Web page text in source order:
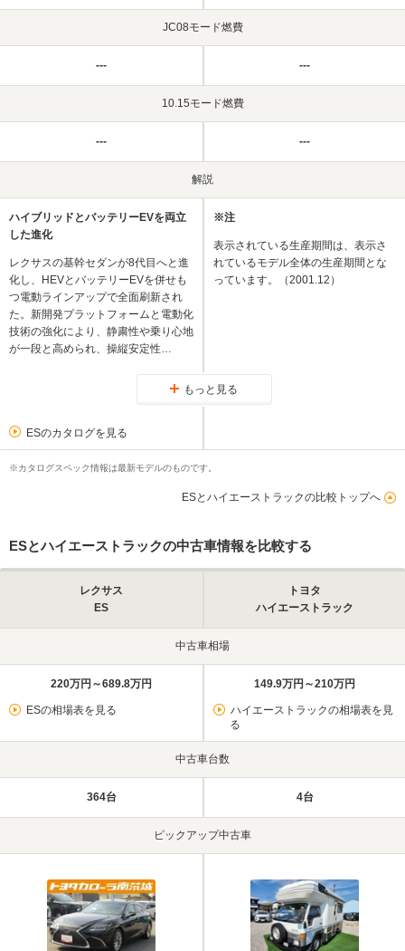
JC08モード燃費
--- ---
10.15モード燃費
--- ---
解説
ハイブリッドとバッテリーEVを両立
した進化
レクサスの基幹セダンが8代目へと進
化し、HEVとバッテリーEVを併せも
つ電動ラインアップで全面刷新され
た。新開発プラットフォームと電動化
技術の強化により、静粛性や乗り心地
が一段と高められ、操縦安定性…
※注
表示されている生産期間は、表示さ
れているモデル全体の生産期間とな
っています。（2001.12）
もっと見る
ESのカタログを見る
※カタログスペック情報は最新モデルのものです。
ESとハイエーストラックの比較トップへ
ESとハイエーストラックの中古車情報を比較する
レクサス
ES
トヨタ
ハイエーストラック
中古車相場
220万円～689.8万円
ESの相場表を見る
149.9万円～210万円
ハイエーストラックの相場表を見
る
中古車台数
364台 4台
ピックアップ中古車